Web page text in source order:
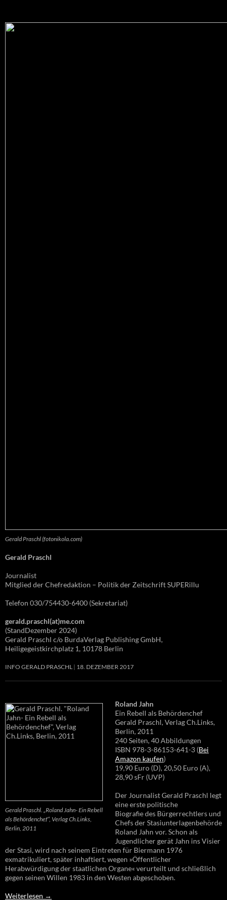
Gerald Praschl (fotonikola.com)
Gerald Praschl
Journalist
Mitglied der Chefredaktion – Politik der Zeitschrift SUPERillu
Telefon 030/754430-6400 (Sekretariat)
gerald.praschl(at)me.com
(StandDezember 2024)
Gerald Praschl c/o BurdaVerlag Publishing GmbH,
Heiligegeistkirchplatz 1, 10178 Berlin
INFO GERALD PRASCHL 18. DEZEMBER 2017
Gerald Praschl. „Roland Jahn- Ein Rebell
als Behördenchef“, Verlag Ch.Links,
Berlin, 2011
Roland Jahn
Ein Rebell als Behördenchef
Gerald Praschl, Verlag Ch.Links,
Berlin, 2011
240 Seiten, 40 Abbildungen
ISBN 978-3-86153-641-3 (Bei
Amazon kaufen)
19,90 Euro (D), 20,50 Euro (A),
28,90 sFr (UVP)
Der Journalist Gerald Praschl legt
eine erste politische
Biografie des Bürgerrechtlers und
Chefs der Stasiunterlagenbehörde
Roland Jahn vor. Schon als
Jugendlicher gerät Jahn ins Visier
der Stasi, wird nach seinem Eintreten für Biermann 1976
exmatrikuliert, später inhaftiert, wegen »Öffentlicher
Herabwürdigung der staatlichen Organe« verurteilt und schließlich
gegen seinen Willen 1983 in den Westen abgeschoben.
Weiterlesen →